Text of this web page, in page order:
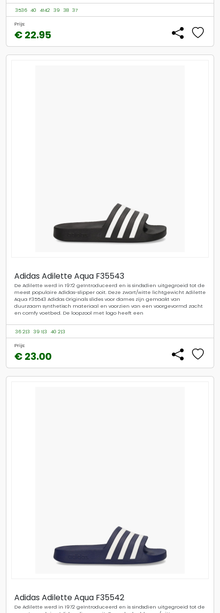
3536 40 4142 39 38 37
Prijs:
€ 22.95
Adidas Adilette Aqua F35543
De Adilette werd in 1972 geïntroduceerd en is sindsdien uitgegroeid tot de
meest populaire Adidas-slipper ooit. Deze zwart/witte lichtgewicht Adilette
Aqua F35543 Adidas Originals slides voor dames zijn gemaakt van
duurzaam synthetisch materiaal en voorzien van een voorgevormd zacht
en comfy voetbed. De loopzool met logo heeft een
36 2|3 39 1|3 40 2|3
Prijs:
€ 23.00
Adidas Adilette Aqua F35542
De Adilette werd in 1972 geïntroduceerd en is sindsdien uitgegroeid tot de